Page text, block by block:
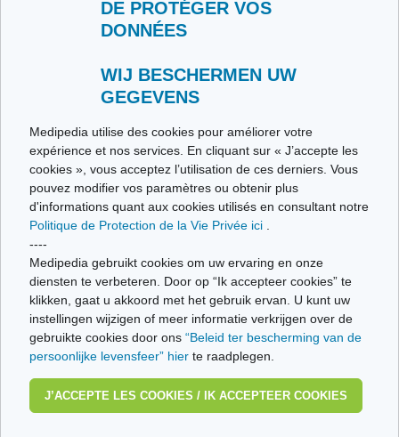
DE PROTÉGER VOS
DONNÉES
WIJ BESCHERMEN UW
GEGEVENS
Medipedia utilise des cookies pour améliorer votre
expérience et nos services. En cliquant sur « J’accepte les
cookies », vous acceptez l’utilisation de ces derniers. Vous
pouvez modifier vos paramètres ou obtenir plus
d'informations quant aux cookies utilisés en consultant notre
Politique de Protection de la Vie Privée ici
----
Medipedia gebruikt cookies om uw ervaring en onze
diensten te verbeteren. Door op “Ik accepteer cookies” te
klikken, gaat u akkoord met het gebruik ervan. U kunt uw
instellingen wijzigen of meer informatie verkrijgen over de
gebruikte cookies door ons “Beleid ter bescherming van de
persoonlijke levensfeer” hier te raadplegen.
J’ACCEPTE LES COOKIES / IK ACCEPTEER COOKIES
Toutes les thématiques
Ce site respecte les principes de la charte HON Code.
© Vivio sa, 2014-2026 - Tous droits réservés | Avenue Gustave Demeylaan 57 -
1160 Brussels